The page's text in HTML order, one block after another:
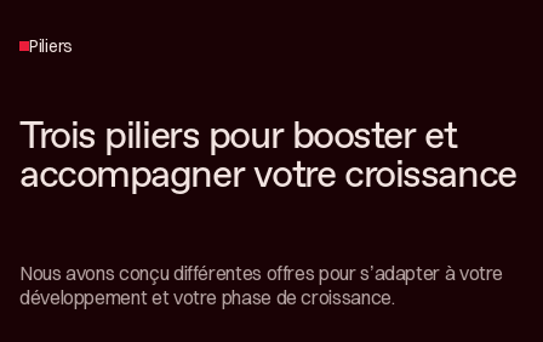
Piliers
Trois piliers pour booster et
accompagner votre croissance
Nous avons conçu différentes offres pour s’adapter à votre
développement et votre phase de croissance.